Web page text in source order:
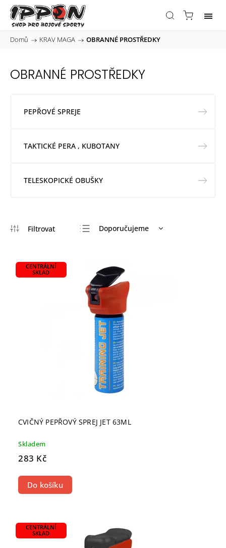
Domů / KRAV MAGA / OBRANNÉ PROSTŘEDKY
OBRANNÉ PROSTŘEDKY
PEPŘOVÉ SPREJE
TAKTICKÉ PERA , KUBOTANY
TELESKOPICKÉ OBUŠKY
Doporučujeme
Nejprodávanější
Abecedně
CENTRÁLNÍ
SKLAD
CVIČNÝ PEPŘOVÝ SPREJ JET 63ML
Skladem
283 Kč
Do košíku
CENTRÁLNÍ
SKLAD